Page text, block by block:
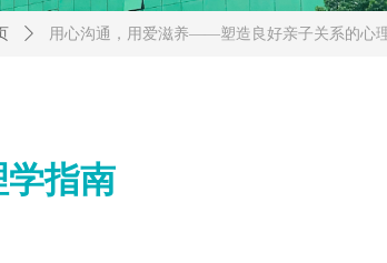
指南
ꄲ 用心沟通，用爱滋养——塑造良好亲子关系的心